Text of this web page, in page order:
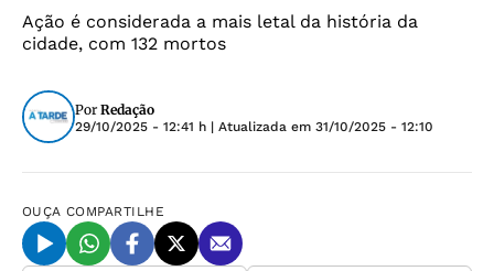
Ação é considerada a mais letal da história da
cidade, com 132 mortos
Por Redação
29/10/2025 - 12:41 h | Atualizada em 31/10/2025 - 12:10
OUÇA COMPARTILHE